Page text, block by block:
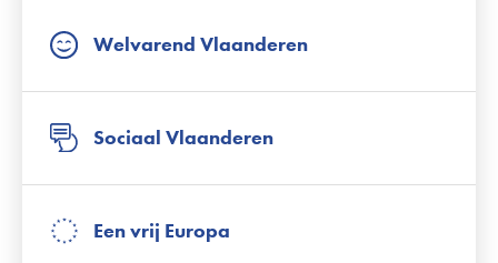
Welvarend Vlaanderen
Sociaal Vlaanderen
Een vrij Europa